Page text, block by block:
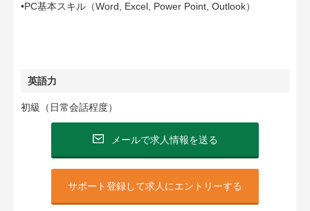
•PC基本スキル（Word, Excel, Power Point, Outlook）
英語力
初級（日常会話程度）
メールで求人情報を送る
サポート登録して求人にエントリーする